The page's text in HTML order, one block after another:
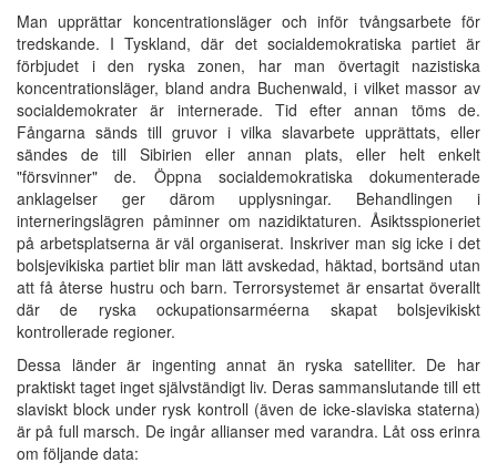
Man upprättar koncentrationsläger och inför tvångsarbete för
tredskande. I Tyskland, där det socialdemokratiska partiet är
förbjudet i den ryska zonen, har man övertagit nazistiska
koncentrationsläger, bland andra Buchenwald, i vilket massor av
socialdemokrater är internerade. Tid efter annan töms de.
Fångarna sänds till gruvor i vilka slavarbete upprättats, eller
sändes de till Sibirien eller annan plats, eller helt enkelt
"försvinner" de. Öppna socialdemokratiska dokumenterade
anklagelser ger därom upplysningar. Behandlingen i
interneringslägren påminner om nazidiktaturen. Åsiktsspioneriet
på arbetsplatserna är väl organiserat. Inskriver man sig icke i det
bolsjevikiska partiet blir man lätt avskedad, häktad, bortsänd utan
att få återse hustru och barn. Terrorsystemet är ensartat överallt
där de ryska ockupationsarméerna skapat bolsjevikiskt
kontrollerade regioner.
Dessa länder är ingenting annat än ryska satelliter. De har
praktiskt taget inget självständigt liv. Deras sammanslutande till ett
slaviskt block under rysk kontroll (även de icke-slaviska staterna)
är på full marsch. De ingår allianser med varandra. Låt oss erinra
om följande data: